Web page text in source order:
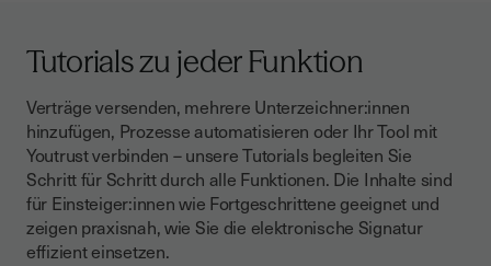
Tutorials zu jeder Funktion
Verträge versenden, mehrere Unterzeichner:innen
hinzufügen, Prozesse automatisieren oder Ihr Tool mit
Youtrust verbinden – unsere Tutorials begleiten Sie
Schritt für Schritt durch alle Funktionen. Die Inhalte sind
für Einsteiger:innen wie Fortgeschrittene geeignet und
zeigen praxisnah, wie Sie die elektronische Signatur
effizient einsetzen.